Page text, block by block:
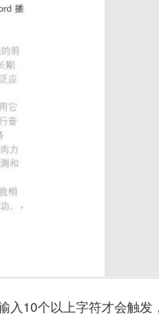
入10个以上字符才会触发